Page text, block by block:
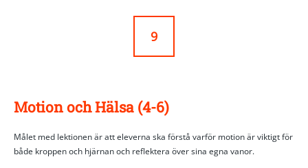
9
Motion och Hälsa (4-6)
Målet med lektionen är att eleverna ska förstå varför motion är viktigt för
både kroppen och hjärnan och reflektera över sina egna vanor.